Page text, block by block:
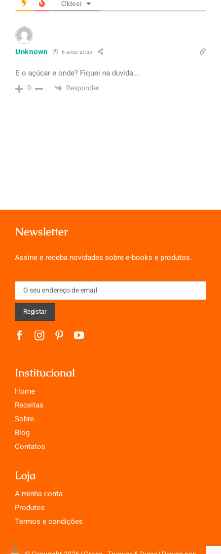
Oldest
Unknown 6 anos atrás
E o açúcar e onde? Fiquei na duvida….
0 Responder
Newsletter
Assine e receba novidades sobre e-books e produtos.
Institucional
Home
Receitas
Sobre
Blog
Contatos
Loja
A minha conta
Produtos
Termos e condições
1